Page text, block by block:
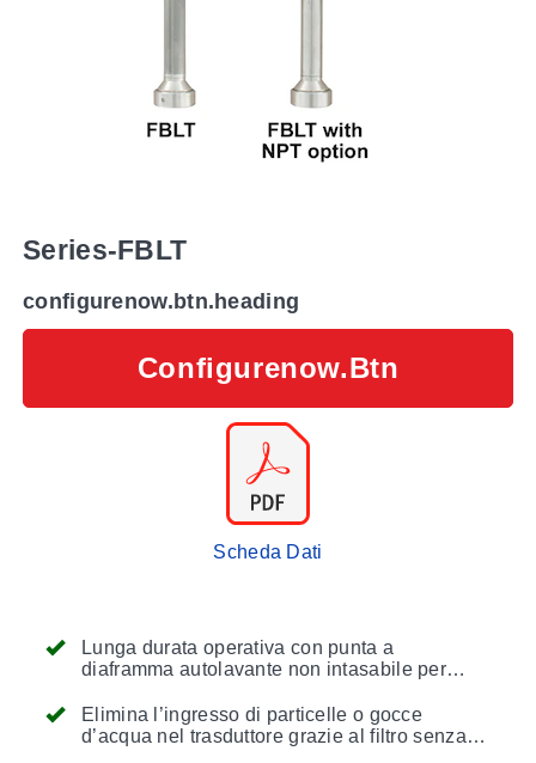
Lunga durata operativa con punta a
diaframma autolavante non intasabile per
Elimina l’ingresso di particelle o gocce
d’acqua nel trasduttore grazie al filtro senza
Series-FBLT
configurenow.btn.heading
Configurenow.btn
Scheda Dati